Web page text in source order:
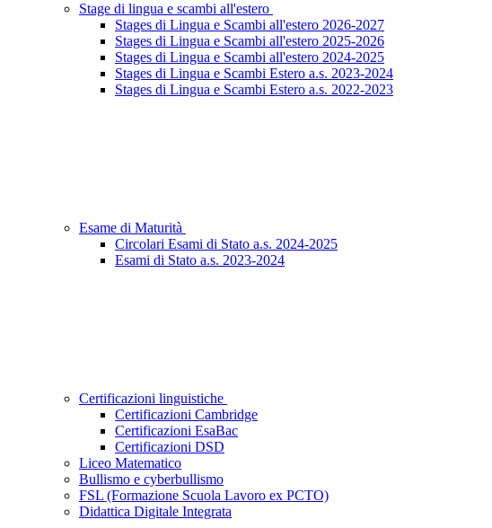
Stage di lingua e scambi all'estero
Stages di Lingua e Scambi all'estero 2026-2027
Stages di Lingua e Scambi all'estero 2025-2026
Stages di Lingua e Scambi all'estero 2024-2025
Stages di Lingua e Scambi Estero a.s. 2023-2024
Stages di Lingua e Scambi Estero a.s. 2022-2023
Esame di Maturità
Circolari Esami di Stato a.s. 2024-2025
Esami di Stato a.s. 2023-2024
Certificazioni linguistiche
Certificazioni Cambridge
Certificazioni EsaBac
Certificazioni DSD
Liceo Matematico
Bullismo e cyberbullismo
FSL (Formazione Scuola Lavoro ex PCTO)
Didattica Digitale Integrata